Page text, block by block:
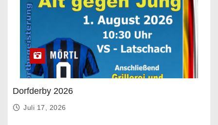
Dorfderby 2026
Juli 17, 2026